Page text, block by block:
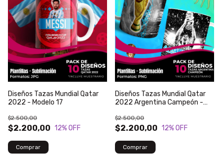
Diseños Tazas Mundial Qatar
2022 - Modelo 17
$2.200,00
$2.500,00
12% OFF
Diseños Tazas Mundial Qatar
2022 Argentina Campeón -
$2.200,00
$2.500,00
12% OFF